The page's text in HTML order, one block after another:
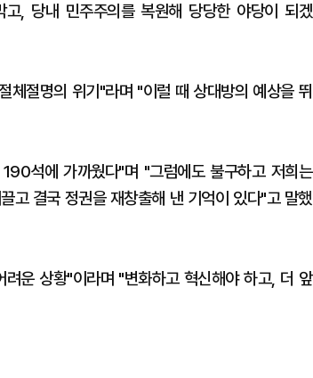
, 당내 민주주의를 복원해 당당한 야당이 되겠
체절명의 위기"라며 "이럴 때 상대방의 예상을 뛰
석에 가까웠다"며 "그럼에도 불구하고 저희는
고 결국 정권을 재창출해 낸 기억이 있다"고 말했
운 상황"이라며 "변화하고 혁신해야 하고, 더 앞